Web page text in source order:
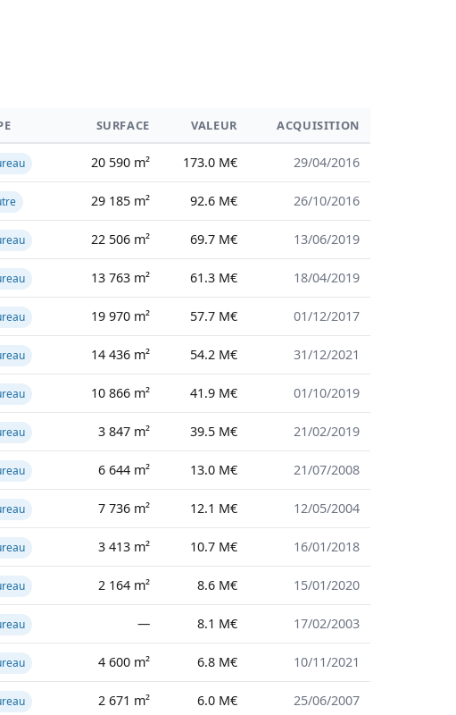
SURFACE VALEUR ACQUISITION
20 590 m² 173.0 M€ 29/04/2016
29 185 m² 92.6 M€ 26/10/2016
22 506 m² 69.7 M€ 13/06/2019
13 763 m² 61.3 M€ 18/04/2019
19 970 m² 57.7 M€ 01/12/2017
14 436 m² 54.2 M€ 31/12/2021
10 866 m² 41.9 M€ 01/10/2019
3 847 m² 39.5 M€ 21/02/2019
6 644 m² 13.0 M€ 21/07/2008
7 736 m² 12.1 M€ 12/05/2004
3 413 m² 10.7 M€ 16/01/2018
2 164 m² 8.6 M€ 15/01/2020
— 8.1 M€ 17/02/2003
4 600 m² 6.8 M€ 10/11/2021
2 671 m² 6.0 M€ 25/06/2007